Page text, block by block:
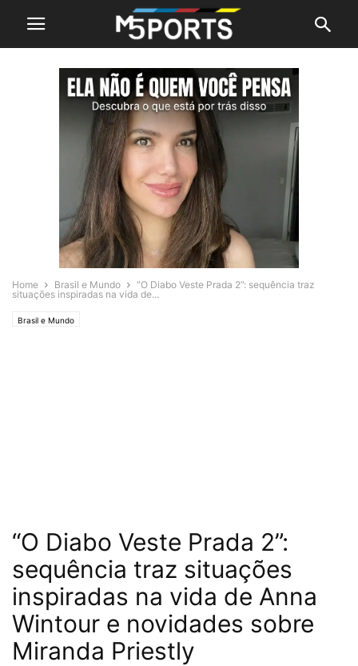
Home Brasil e Mundo
“O Diabo Veste Prada 2”: sequência traz
situações inspiradas na vida de...
Brasil e Mundo
“O Diabo Veste Prada 2”:
sequência traz situações
inspiradas na vida de Anna
Wintour e novidades sobre
Miranda Priestly